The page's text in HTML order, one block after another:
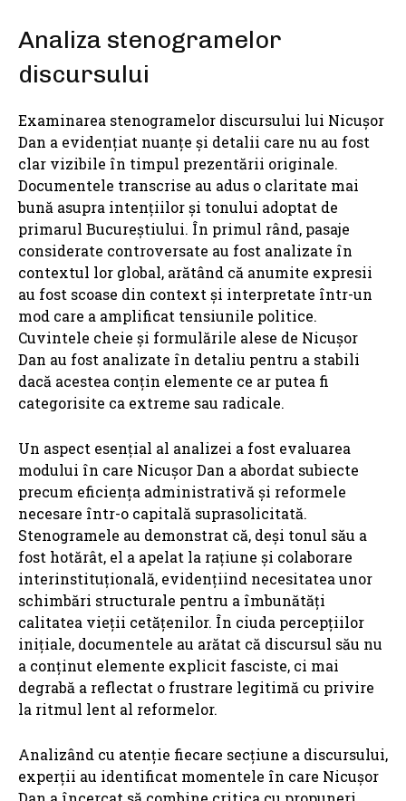
Analiza stenogramelor
discursului
Examinarea stenogramelor discursului lui Nicușor
Dan a evidențiat nuanțe și detalii care nu au fost
clar vizibile în timpul prezentării originale.
Documentele transcrise au adus o claritate mai
bună asupra intențiilor și tonului adoptat de
primarul Bucureștiului. În primul rând, pasaje
considerate controversate au fost analizate în
contextul lor global, arătând că anumite expresii
au fost scoase din context și interpretate într-un
mod care a amplificat tensiunile politice.
Cuvintele cheie și formulările alese de Nicușor
Dan au fost analizate în detaliu pentru a stabili
dacă acestea conțin elemente ce ar putea fi
categorisite ca extreme sau radicale.
Un aspect esențial al analizei a fost evaluarea
modului în care Nicușor Dan a abordat subiecte
precum eficiența administrativă și reformele
necesare într-o capitală suprasolicitată.
Stenogramele au demonstrat că, deși tonul său a
fost hotărât, el a apelat la rațiune și colaborare
interinstituțională, evidențiind necesitatea unor
schimbări structurale pentru a îmbunătăți
calitatea vieții cetățenilor. În ciuda percepțiilor
inițiale, documentele au arătat că discursul său nu
a conținut elemente explicit fasciste, ci mai
degrabă a reflectat o frustrare legitimă cu privire
la ritmul lent al reformelor.
Analizând cu atenție fiecare secțiune a discursului,
experții au identificat momentele în care Nicușor